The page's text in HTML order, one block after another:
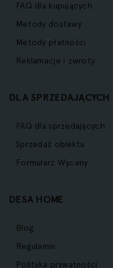
FAQ dla kupujących
Metody dostawy
Metody płatności
Reklamacje i zwroty
DLA SPRZEDAJĄCYCH
FAQ dla sprzedających
Sprzedaż obiektu
Formularz Wyceny
DESA HOME
Blog
Regulamin
Polityka prywatności